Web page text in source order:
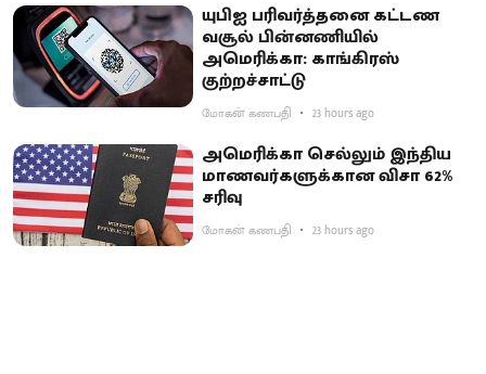
யுபிஐ பரிவர்த்தனை கட்டண
வசூல் பின்னணியில்
அமெரிக்கா: காங்கிரஸ்
குற்றச்சாட்டு
மோகன் கணபதி 23 hours ago
அமெரிக்கா செல்லும் இந்திய
மாணவர்களுக்கான விசா 62%
சரிவு
மோகன் கணபதி 23 hours ago